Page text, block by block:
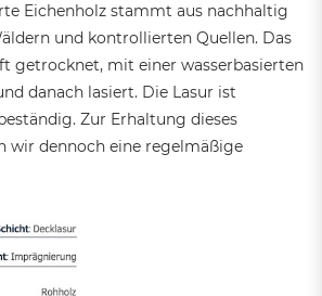
Eichenholz stammt aus nachhaltig
und kontrollierten Quellen. Das
getrocknet, mit einer wasserbasierten
danach lasiert. Die Lasur ist
Zur Erhaltung dieses
wir dennoch eine regelmäßige